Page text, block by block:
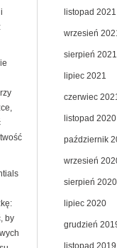
by
listopad 2021
wrzesień
sierpień 2021
lipiec 2021
czerwiec
listopad 2020
październik
wrzesień
sierpień 2020
lipiec 2020
grudzień
listopad 2019